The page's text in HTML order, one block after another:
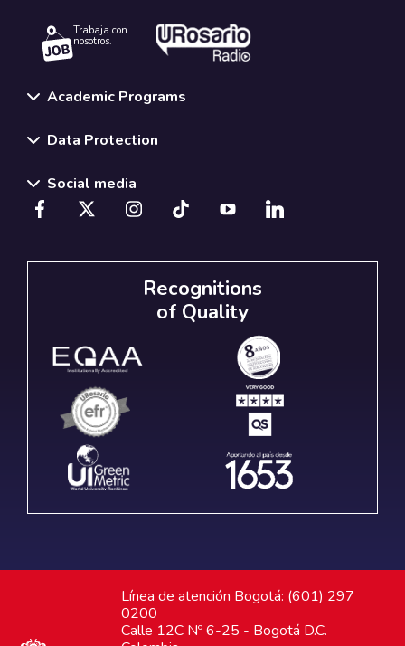
Trabaja con
nosotros.
Academic Programs
Data Protection
Social media
Recognitions
of Quality
Línea de atención Bogotá: (601) 297
0200
Calle 12C Nº 6-25 - Bogotá D.C.